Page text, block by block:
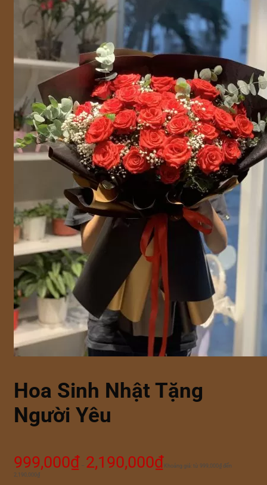
Hoa Sinh Nhật Tặng
Người Yêu
999,000₫ – 2,190,000₫ Khoảng giá: từ 999,000₫ đến
2,190,000₫